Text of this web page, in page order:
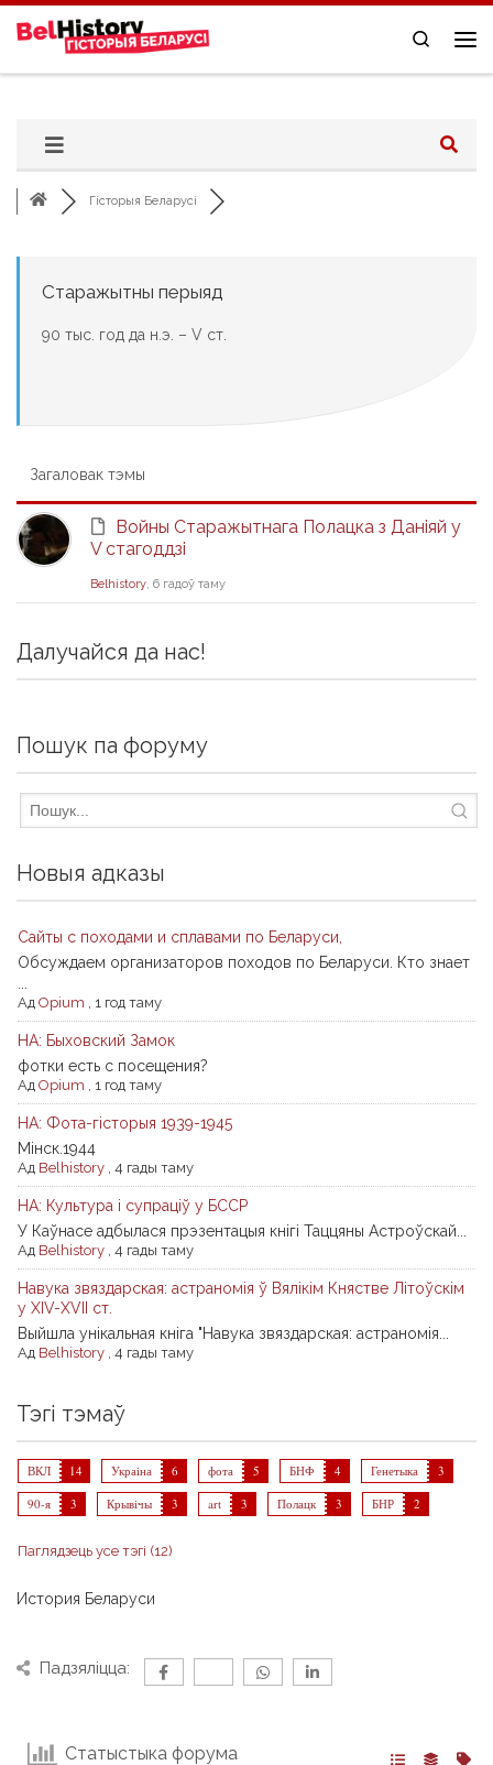
Skip to content
Search
Гісторыя Беларусі
Старажытны перыяд
90 тыс. год да н.э. – V ст.
Загаловак тэмы
Войны Старажытнага Полацка з Даніяй у
V стагоддзі
Belhistory , 6 гадоў таму
Далучайся да нас!
Пошук па форуму
Новыя адказы
Сайты с походами и сплавами по Беларуси,
Обсуждаем организаторов походов по Беларуси. Кто знает
Ад Opium 1 год таму
НА: Быховский Замок
фотки есть с посещения?
Ад Opium 1 год таму
НА: Фота-гісторыя 1939-1945
Мiнск.1944
Ад Belhistory 4 гады таму
НА: Культура і супраціў у БССР
У Каўнасе адбылася прэзентацыя кнігі Таццяны Астроўскай...
Ад Belhistory 4 гады таму
Навука звяздарская: астраномія ў Вялікім Княстве Літоўскім
у XIV-XVII ст.
Выйшла унікальная кніга "Навука звяздарская: астраномія...
Ад Belhistory 4 гады таму
Тэгі тэмаў
ВКЛ 14 Украіна 6 фота 5 БНФ 4 Генетыка
3
90-я
3 Крывічы 3 art 3 Полацк 3 БНР 2
Паглядзець усе тэгі (12)
История Беларуси
Падзяліцца:
Статыстыка форума